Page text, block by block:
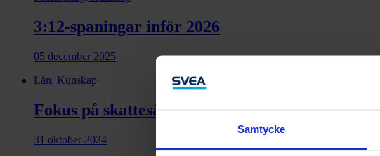
Samtycke
3:12-spaningar inför 2026
05 december 2025
Lån, Kunskap
Fokus på skattesänkningar i regeringens budget
31 oktober 2024